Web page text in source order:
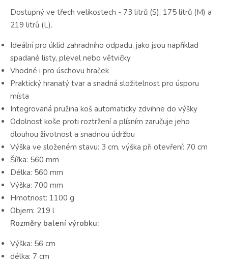
Dostupný ve třech velikostech - 73 litrů (S), 175 litrů (M) a
219 litrů (L).
Ideální pro úklid zahradního odpadu, jako jsou například
spadané listy, plevel nebo větvičky
Vhodné i pro úschovu hraček
Praktický hranatý tvar a snadná složitelnost pro úsporu
místa
Integrovaná pružina koš automaticky zdvihne do výšky
Odolnost koše proti roztržení a plísním zaručuje jeho
dlouhou životnost a snadnou údržbu
Výška ve složeném stavu: 3 cm, výška při otevření: 70 cm
Šířka: 560 mm
Délka: 560 mm
Výška: 700 mm
Hmotnost: 1100 g
Objem: 219 l
Rozměry balení výrobku:
Výška: 56 cm
délka: 7 cm